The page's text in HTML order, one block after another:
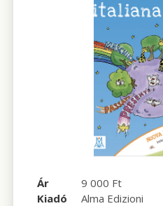
Ár
9 000 Ft
Kiadó
Alma Edizioni